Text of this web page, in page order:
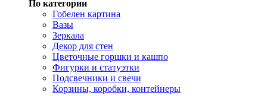
По категории
Гобелен картина
Вазы
Зеркала
Декор для стен
Цветочные горшки и кашпо
Фигурки и статуэтки
Подсвечники и свечи
Корзины, коробки, контейнеры